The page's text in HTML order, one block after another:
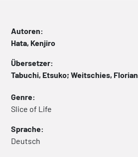
Autoren:
Hata, Kenjiro
Übersetzer:
Tabuchi, Etsuko; Weitschies, Florian
Genre:
Slice of Life
Sprache:
Deutsch